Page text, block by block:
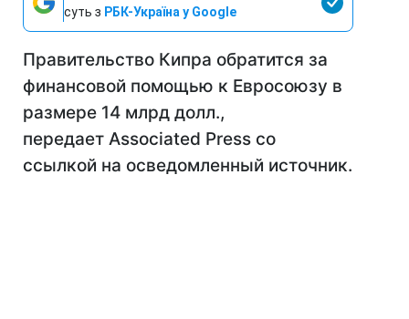
суть з РБК-Україна у Google
Правительство Кипра обратится за
финансовой помощью к Евросоюзу в
размере 14 млрд долл.,
передает Associated Press со
ссылкой на осведомленный источник.